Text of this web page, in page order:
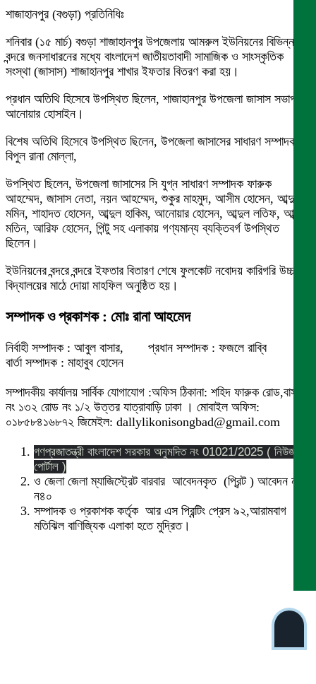
শাজাহানপুর (বগুড়া) প্রতিনিধিঃ
শনিবার (১৫ মার্চ) বগুড়া শাজাহানপুর উপজেলায় আমরুল ইউনিয়নের বিভিন্ন
বন্দরে জনসাধারনের মধ্যে বাংলাদেশ জাতীয়তাবাদী সামাজিক ও সাংস্কৃতিক
সংস্থা (জাসাস) শাজাহানপুর শাখার ইফতার বিতরণ করা হয়।
প্রধান অতিথি হিসেবে উপস্থিত ছিলেন, শাজাহানপুর উপজেলা জাসাস সভাপতি
আনোয়ার হোসাইন।
বিশেষ অতিথি হিসেবে উপস্থিত ছিলেন, উপজেলা জাসাসের সাধারণ সম্পাদক
বিপুল রানা মোল্লা,
উপস্থিত ছিলেন, উপজেলা জাসাসের সি যুগ্ন সাধারণ সম্পাদক ফারুক
আহম্মেদ, জাসাস নেতা, নয়ন আহম্মেদ, শুকুর মাহমুদ, আসীম হোসেন, আব্দুল
মমিন, শাহাদত হোসেন, আব্দুল হাকিম, আনোয়ার হোসেন, আব্দুল লতিফ, আব্দুল
মতিন, আরিফ হোসেন, পিন্টু সহ এলাকায় গণ্যমান্য ব্যক্তিবর্গ উপস্থিত
ছিলেন।
ইউনিয়নের বন্দরে বন্দরে ইফতার বিতারণ শেষে ফুলকোট নবোদয় কারিগরি উচ্চ
বিদ্যালয়ের মাঠে দোয়া মাহফিল অনুষ্ঠিত হয়।
সম্পাদক ও প্রকাশক : মোঃ রানা আহমেদ
নির্বাহী সম্পাদক : আবুল বাসার, প্রধান সম্পাদক : ফজলে রাব্বি
বার্তা সম্পাদক : মাহাবুব হোসেন
সম্পাদকীয় কার্যালয় সার্বিক যোগাযোগ :অফিস ঠিকানা: শহিদ ফারুক রোড,বাসা
নং ১৩২ রোড নং ১/২ উত্তর যাত্রাবাড়ি ঢাকা । মোবাইল অফিস:
০১৮৫৮৪১৬৮৭২ জিমেইল: dallylikonisongbad@gmail.com
গণপ্রজাতন্ত্রী বাংলাদেশ সরকার অনুমদিত নং 01021/2025 ( নিউজ
পোর্টাল )
ও জেলা জেলা ম্যাজিস্ট্রেট বারবার আবেদনকৃত (প্রিন্ট ) আবেদন নং
ন৪০
সম্পাদক ও প্রকাশক কর্তৃক আর এস প্রিন্টিং প্রেস ৯২,আরামবাগ
মতিঝিল বাণিজ্যিক এলাকা হতে মুদ্রিত।